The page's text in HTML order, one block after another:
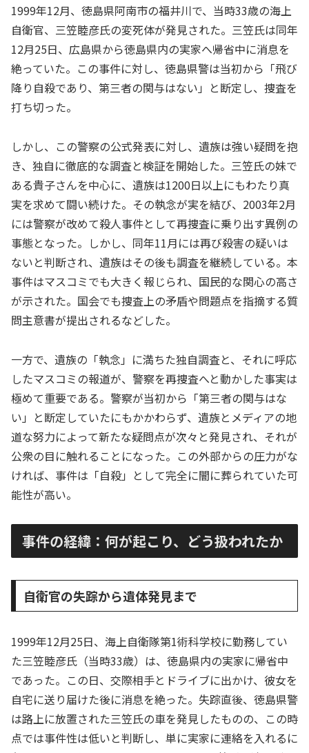
1999年12月、徳島県阿南市の福井川で、当時33歳の海上
自衛官、三笠睦彦氏の変死体が発見された。三笠氏は同年
12月25日、広島県から徳島県内の実家へ帰省中に消息を
絶っていた。この事件に対し、徳島県警は当初から「飛び
降り自殺であり、第三者の関与はない」と断定し、捜査を
打ち切った。
しかし、この警察の公式発表に対し、遺族は強い疑問を抱
き、独自に徹底的な調査と検証を開始した。三笠氏の妹で
ある貴子さんを中心に、遺族は1200日以上にもわたり真
実を求めて闘い続けた。その執念が実を結び、2003年2月
には警察が改めて殺人事件として再捜査に乗り出す異例の
事態となった。しかし、同年11月には再び殺害の疑いは
ないと判断され、遺族はその後も調査を継続している。本
事件はマスコミでも大きく報じられ、国民的な関心の高さ
が示された。国会でも捜査上の矛盾や問題点を指摘する質
問主意書が提出されるなどした。
一方で、遺族の「執念」に満ちた独自調査と、それに呼応
したマスコミの報道が、警察を再捜査へと動かした事実は
極めて重要である。警察が当初から「第三者の関与はな
い」と断定していたにもかかわらず、遺族とメディアの地
道な努力によって新たな疑問点が次々と発見され、それが
公衆の目に触れることになった。この外部からの圧力がな
ければ、事件は「自殺」として完全に闇に葬られていた可
能性が高い。
事件の経緯：何が起こり、どう扱われたか
自衛官の失踪から遺体発見まで
1999年12月25日、海上自衛隊第1術科学校に勤務してい
た三笠睦彦氏（当時33歳）は、徳島県内の実家に帰省中
であった。この日、交際相手とドライブに出かけ、彼女を
自宅に送り届けた後に消息を絶った。失踪直後、徳島県警
は路上に放置された三笠氏の車を発見したものの、この時
点では事件性は低いと判断し、単に実家に連絡を入れるに